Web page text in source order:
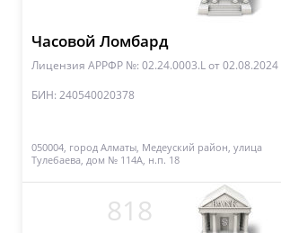
Часовой Ломбард
Лицензия АРРФР №: 02.24.0003.Lот 02.08.2024
БИН: 240540020378
050004, город Алматы, Медеуский район, улица
Тулебаева, дом № 114А, н.п. 18
818